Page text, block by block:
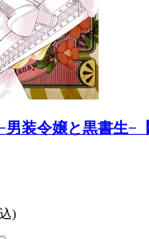
男装令嬢と黒書生−
)